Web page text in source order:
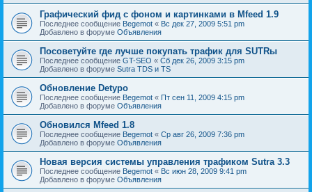
Графический фид с фоном и картинками в Mfeed 1.9
Последнее сообщение Begemot « Вс дек 27, 2009 5:51 pm
Добавлено в форуме Объявления
Посоветуйте где лучше покупать трафик для SUTRы
Последнее сообщение GT-SEO « Сб дек 26, 2009 3:15 pm
Добавлено в форуме Sutra TDS и TS
Обновление Detypo
Последнее сообщение Begemot « Пт сен 11, 2009 4:15 pm
Добавлено в форуме Объявления
Обновился Mfeed 1.8
Последнее сообщение Begemot « Ср авг 26, 2009 7:36 pm
Добавлено в форуме Объявления
Новая версия системы управления трафиком Sutra 3.3
Последнее сообщение Begemot « Вс июн 28, 2009 9:41 pm
Добавлено в форуме Объявления